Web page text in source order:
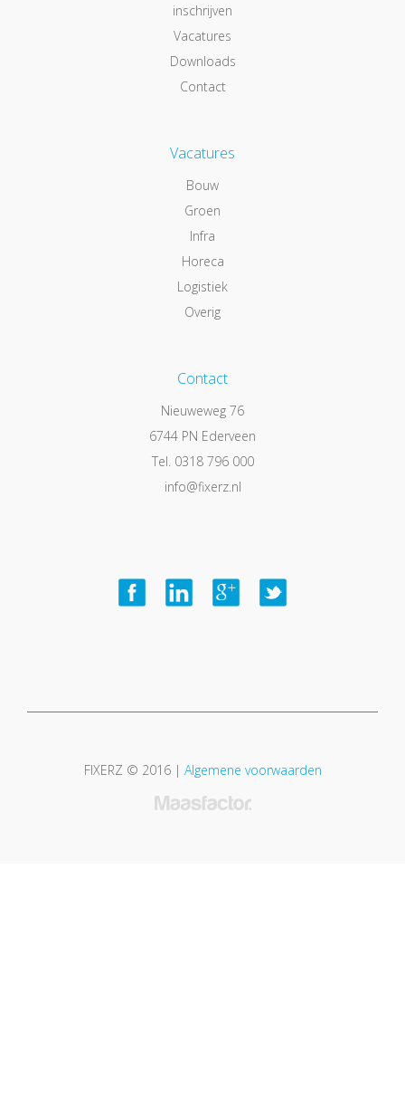
inschrijven
Vacatures
Downloads
Contact
Vacatures
Bouw
Groen
Infra
Horeca
Logistiek
Overig
Contact
Nieuweweg 76
6744 PN Ederveen
Tel. 0318 796 000
info@fixerz.nl
FIXERZ © 2016 | Algemene voorwaarden